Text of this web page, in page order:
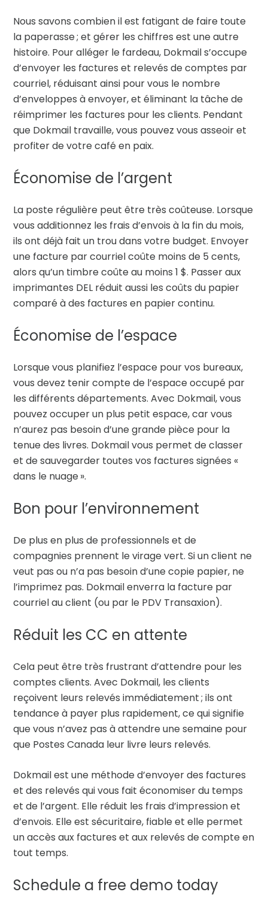
Nous savons combien il est fatigant de faire toute
la paperasse ; et gérer les chiffres est une autre
histoire. Pour alléger le fardeau, Dokmail s’occupe
d’envoyer les factures et relevés de comptes par
courriel, réduisant ainsi pour vous le nombre
d’enveloppes à envoyer, et éliminant la tâche de
réimprimer les factures pour les clients. Pendant
que Dokmail travaille, vous pouvez vous asseoir et
profiter de votre café en paix.
Économise de l’argent
La poste régulière peut être très coûteuse. Lorsque
vous additionnez les frais d’envois à la fin du mois,
ils ont déjà fait un trou dans votre budget. Envoyer
une facture par courriel coûte moins de 5 cents,
alors qu’un timbre coûte au moins 1 $. Passer aux
imprimantes DEL réduit aussi les coûts du papier
comparé à des factures en papier continu.
Économise de l’espace
Lorsque vous planifiez l’espace pour vos bureaux,
vous devez tenir compte de l’espace occupé par
les différents départements. Avec Dokmail, vous
pouvez occuper un plus petit espace, car vous
n’aurez pas besoin d’une grande pièce pour la
tenue des livres. Dokmail vous permet de classer
et de sauvegarder toutes vos factures signées «
dans le nuage ».
Bon pour l’environnement
De plus en plus de professionnels et de
compagnies prennent le virage vert. Si un client ne
veut pas ou n’a pas besoin d’une copie papier, ne
l’imprimez pas. Dokmail enverra la facture par
courriel au client (ou par le PDV Transaxion).
Réduit les CC en attente
Cela peut être très frustrant d’attendre pour les
comptes clients. Avec Dokmail, les clients
reçoivent leurs relevés immédiatement ; ils ont
tendance à payer plus rapidement, ce qui signifie
que vous n’avez pas à attendre une semaine pour
que Postes Canada leur livre leurs relevés.
Dokmail est une méthode d’envoyer des factures
et des relevés qui vous fait économiser du temps
et de l’argent. Elle réduit les frais d’impression et
d’envois. Elle est sécuritaire, fiable et elle permet
un accès aux factures et aux relevés de compte en
tout temps.
Schedule a free demo today